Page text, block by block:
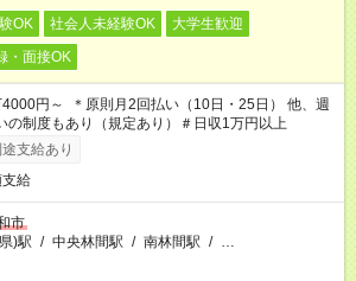
OK 社会人未経験OK
大学生歓迎
・面接OK
4000円～ ＊原則月2回払い（10日・25日） 他、週
の制度もあり（規定あり）＃日収1万円以上
支給あり
給
市
)駅 / 中央林間駅 / 南林間駅 / …